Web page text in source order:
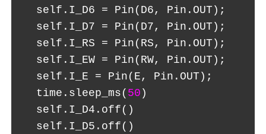
  self.I_D6 = Pin(D6, Pin.OUT);
  self.I_D7 = Pin(D7, Pin.OUT);
  self.I_RS = Pin(RS, Pin.OUT);
  self.I_EW = Pin(RW, Pin.OUT);
  self.I_E = Pin(E, Pin.OUT);
  time.sleep_ms(
50 )
  self.I_D4.off()
  self.I_D5.off()